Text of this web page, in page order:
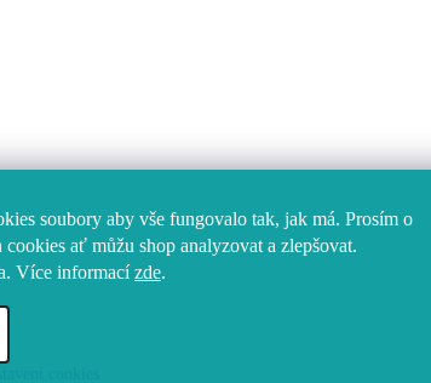
soubory aby vše fungovalo tak, jak má. Prosím o
cookies ať můžu shop analyzovat a zlepšovat.
Více informací zde.